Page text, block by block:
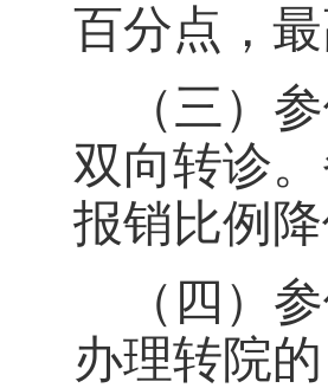
百分点，
（三）
双向转诊
报销比例
（四）
办理转院